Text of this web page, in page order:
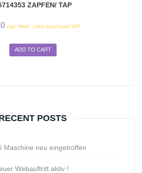
ZAPFEN/ TAP
zzgl. Mwst. / plus legal taxes VAT
ADD TO CART
POSTS
Maschine neu eingetroffen
Webauftritt aktiv !